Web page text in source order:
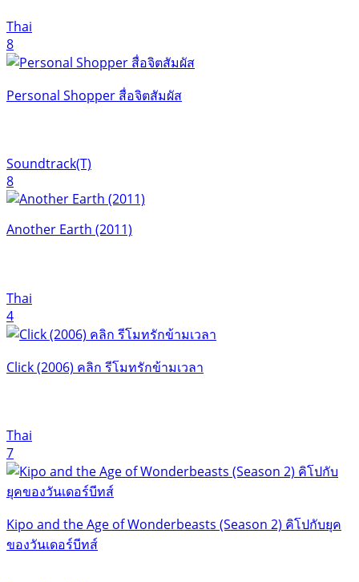
Thai
8
Personal Shopper สื่อจิตสัมผัส
Soundtrack(T)
8
Another Earth (2011)
Thai
4
Click (2006) คลิก รีโมทรักข้ามเวลา
Thai
7
Kipo and the Age of Wonderbeasts (Season 2) คิโปกับยุค
ของวันเดอร์บีทส์